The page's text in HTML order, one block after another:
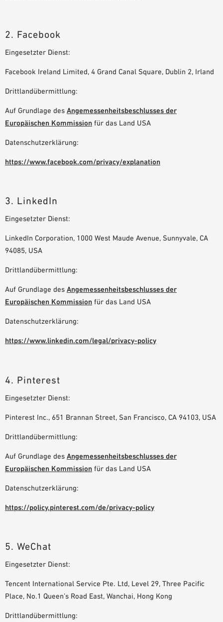
2. Facebook
Eingesetzter Dienst:
Facebook Ireland Limited, 4 Grand Canal Square, Dublin 2, Irland
Drittlandübermittlung:
Auf Grundlage des Angemessenheitsbeschlusses der
Europäischen Kommission für das Land USA
Datenschutzerklärung:
https://www.facebook.com/privacy/explanation
3. LinkedIn
Eingesetzter Dienst:
LinkedIn Corporation, 1000 West Maude Avenue, Sunnyvale, CA
94085, USA
Drittlandübermittlung:
Auf Grundlage des Angemessenheitsbeschlusses der
Europäischen Kommission für das Land USA
Datenschutzerklärung:
https://www.linkedin.com/legal/privacy-policy
4. Pinterest
Eingesetzter Dienst:
Pinterest Inc., 651 Brannan Street, San Francisco, CA 94103, USA
Drittlandübermittlung:
Auf Grundlage des Angemessenheitsbeschlusses der
Europäischen Kommission für das Land USA
Datenschutzerklärung:
https://policy.pinterest.com/de/privacy-policy
5. WeChat
Eingesetzter Dienst:
Tencent International Service Pte. Ltd, Level 29, Three Pacific
Place, No.1 Queen’s Road East, Wanchai, Hong Kong
Drittlandübermittlung: